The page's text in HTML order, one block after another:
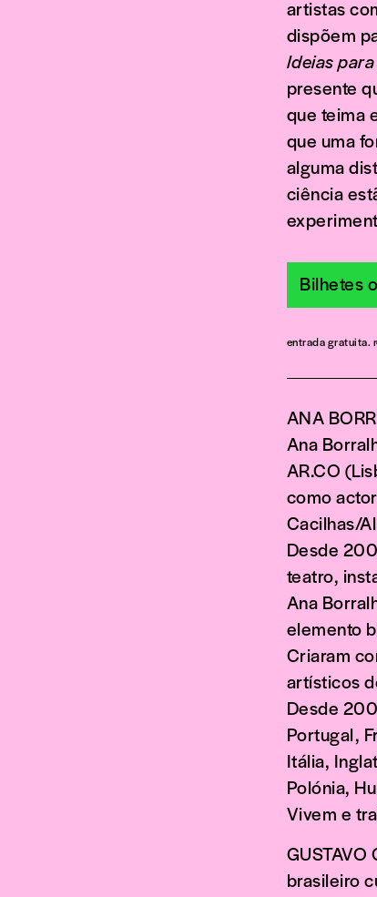
artistas
dispõem
Ideias
presente
que teima
que uma
alguma
ciência
Bilhetes
entrada gratuita.
ANA
Ana
AR.CO
como
Cacilhas/
Desde
teatro,
Ana
elemento
Criaram
artísticos
Desde
Portugal,
Itália,
Polónia,
Vivem e
brasileiro